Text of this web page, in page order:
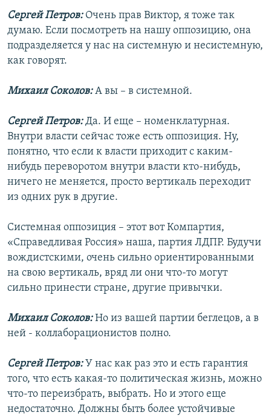
Сергей Петров:Очень прав Виктор, я тоже так
думаю. Если посмотреть на нашу оппозицию, она
подразделяется у нас на системную и несистемную,
как говорят.
Михаил Соколов:А вы – в системной.
Сергей Петров:Да. И еще – номенклатурная.
Внутри власти сейчас тоже есть оппозиция. Ну,
понятно, что если к власти приходит с каким-
нибудь переворотом внутри власти кто-нибудь,
ничего не меняется, просто вертикаль переходит
из одних рук в другие.
Системная оппозиция – этот вот Компартия,
«Справедливая Россия» наша, партия ЛДПР. Будучи
вождистскими, очень сильно ориентированными
на свою вертикаль, вряд ли они что-то могут
сильно принести стране, другие привычки.
Михаил Соколов:Но из вашей партии беглецов, а в
ней - коллаборационистов полно.
Сергей Петров:У нас как раз это и есть гарантия
того, что есть какая-то политическая жизнь, можно
что-то переизбрать, выбрать. Но и этого еще
недостаточно. Должны быть более устойчивые